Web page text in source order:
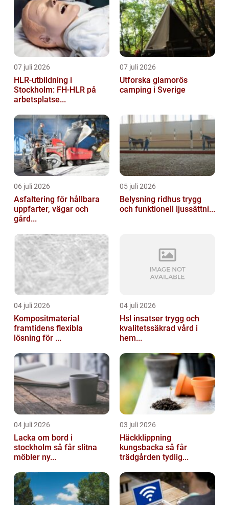
07 juli 2026
HLR-utbildning i
Stockholm: FH-HLR på
arbetsplatse...
07 juli 2026
Utforska glamorös
camping i Sverige
06 juli 2026
Asfaltering för hållbara
uppfarter, vägar och
gård...
05 juli 2026
Belysning ridhus trygg
och funktionell ljussättni...
04 juli 2026
Kompositmaterial
framtidens flexibla
lösning för ...
04 juli 2026
Hsl insatser trygg och
kvalitetssäkrad vård i
hem...
04 juli 2026
Lacka om bord i
stockholm så får slitna
möbler ny...
03 juli 2026
Häckklippning
kungsbacka så får
trädgården tydlig...